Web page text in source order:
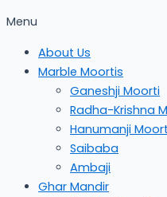
Menu
About Us
Marble Moortis
Ganeshji Moorti
Radha-Krishna
Hanumanji
Saibaba
Ambaji
Ghar Mandir